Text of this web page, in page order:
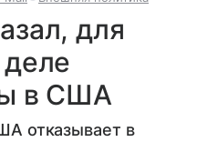
для
в США
отказывает в